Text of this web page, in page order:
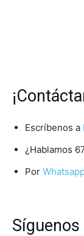
Escríbenos a
¿Hablamos
Por